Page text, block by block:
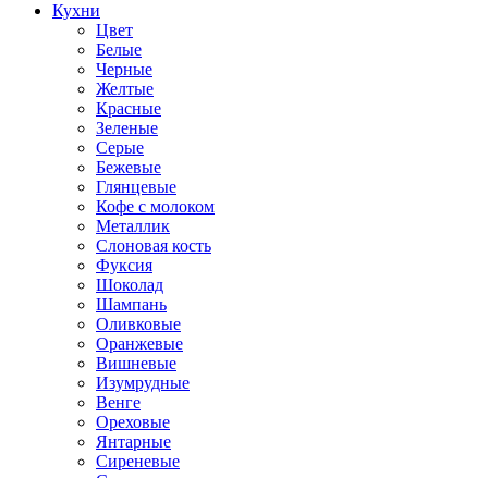
Кухни
Цвет
Белые
Черные
Желтые
Красные
Зеленые
Серые
Бежевые
Глянцевые
Кофе с молоком
Металлик
Слоновая кость
Фуксия
Шоколад
Шампань
Оливковые
Оранжевые
Вишневые
Изумрудные
Венге
Ореховые
Янтарные
Сиреневые